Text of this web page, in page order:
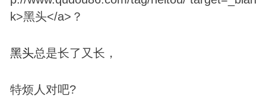
黑头总是长了又长，
特烦人对吧?